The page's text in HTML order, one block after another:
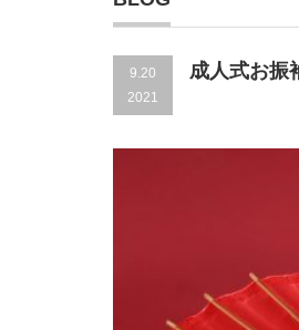
9.20
2021
成人式お振